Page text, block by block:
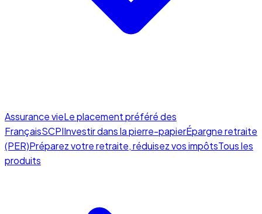
Assurance vieLe placement préféré des
FrançaisSCPIInvestir dans la pierre-papierÉpargne retraite
(PER)Préparez votre retraite, réduisez vos impôtsTous les
produits